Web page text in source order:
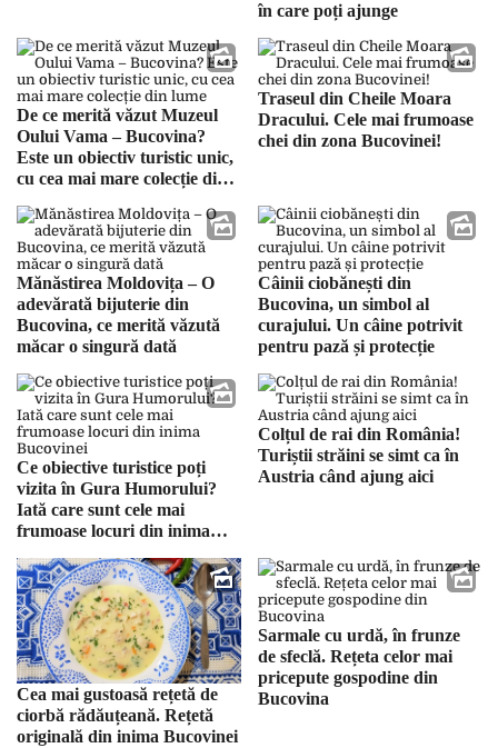
în care poți ajunge
De ce merită văzut Muzeul
Oului Vama – Bucovina?
Este un obiectiv turistic unic,
cu cea mai mare colecție din
Traseul din Cheile Moara
Dracului. Cele mai frumoase
chei din zona Bucovinei!
Mănăstirea Moldovița – O
adevărată bijuterie din
Bucovina, ce merită văzută
măcar o singură dată
Câinii ciobănești din
Bucovina, un simbol al
curajului. Un câine potrivit
pentru pază și protecție
Ce obiective turistice poți
vizita în Gura Humorului?
Iată care sunt cele mai
frumoase locuri din inima
Colțul de rai din România!
Turiștii străini se simt ca în
Austria când ajung aici
Cea mai gustoasă rețetă de
ciorbă rădăuțeană. Rețetă
originală din inima Bucovinei
Sarmale cu urdă, în frunze
de sfeclă. Rețeta celor mai
pricepute gospodine din
Bucovina